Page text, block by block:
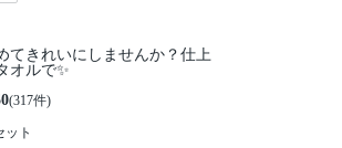
てきれいにしませんか？仕上
オルで✨
(317件)
ット